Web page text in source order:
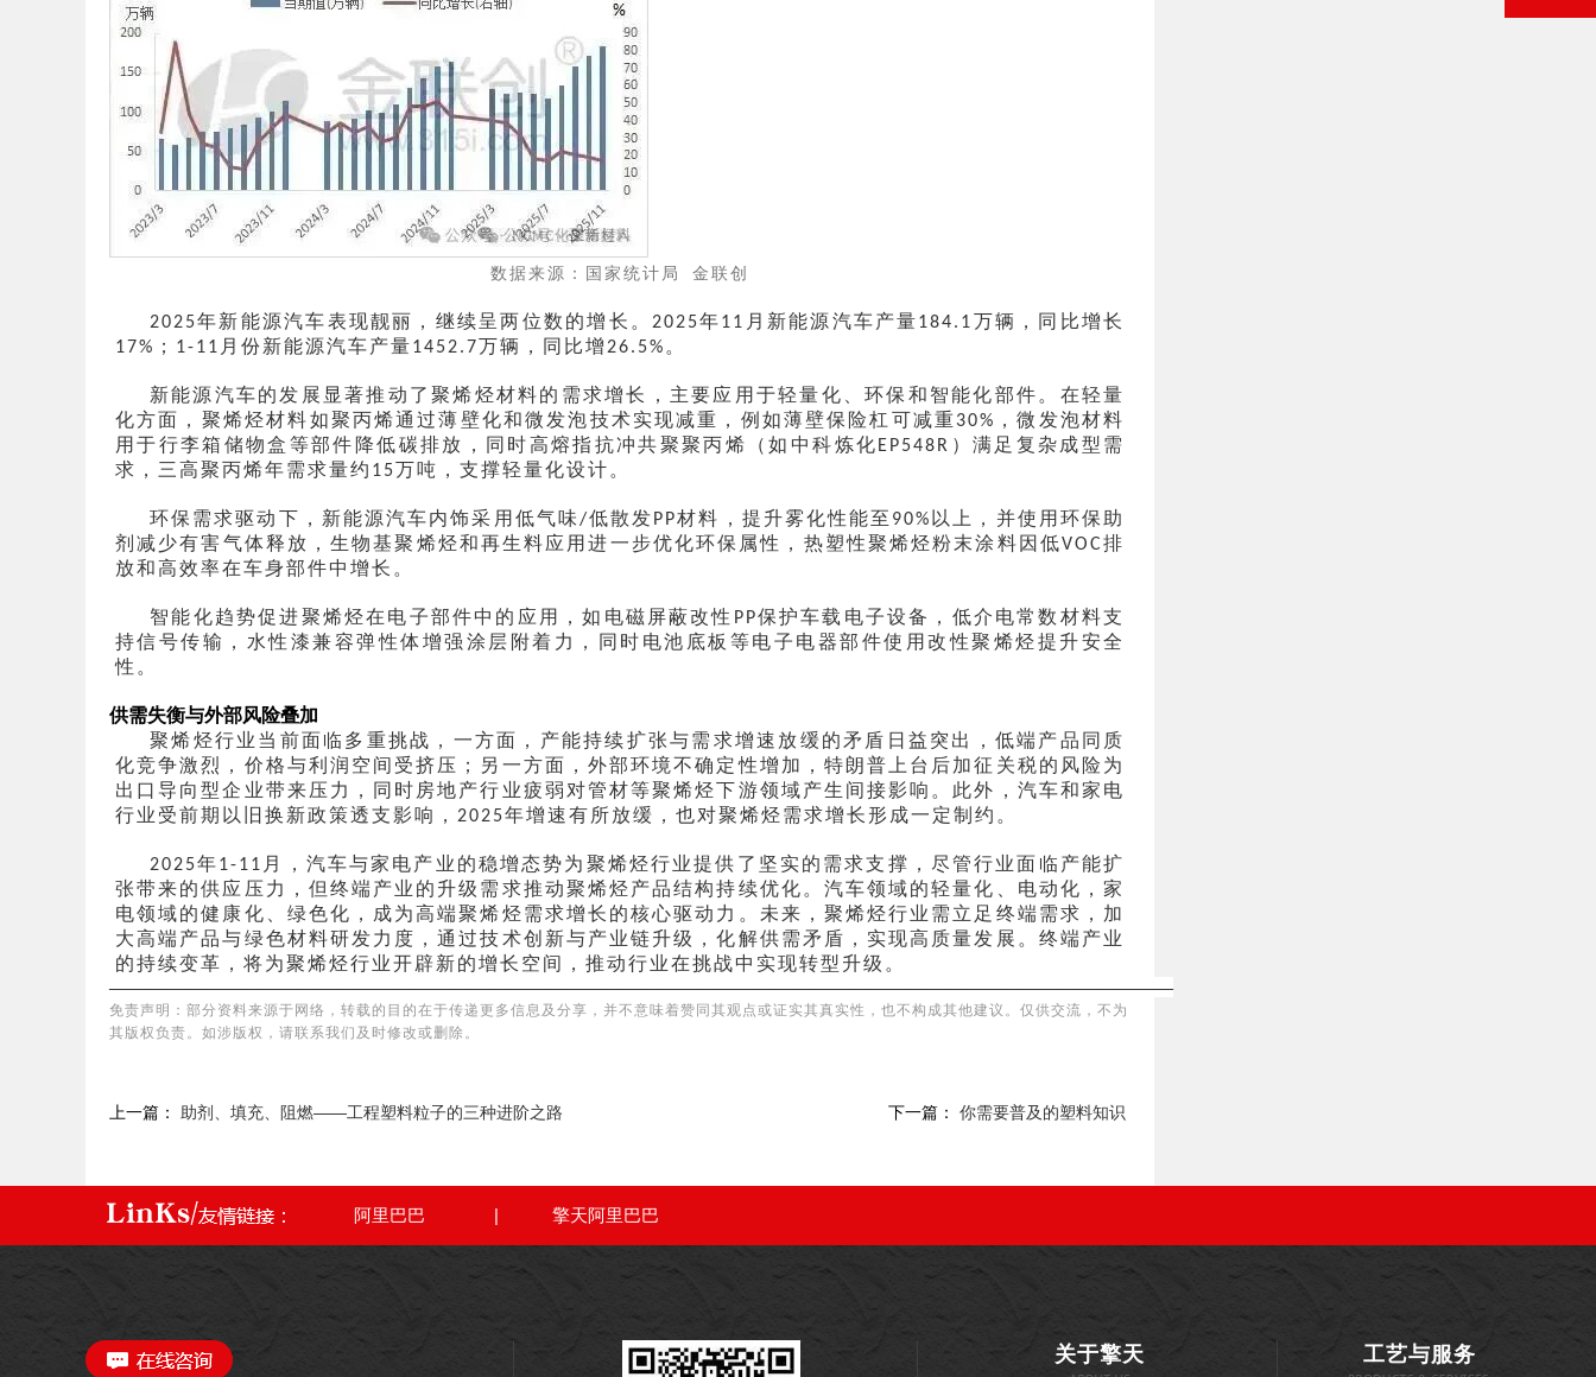
数据来源：国家统计局 金联创
2025年新能源汽车表现靓丽，继续呈两位数的增长。 2025年11 月新能源汽车产量184.1万辆，同比增长
17% ； 1-11 月份新能源汽车产量1452.7万辆，同比增26.5% 。
新能源汽车的发展显著推动了聚烯烃材料的需求增长，主要应用于轻量化、环保和智能化部件。 在轻量
化方面， 聚烯烃材料如聚丙烯通过薄壁化和微发泡技术实现减重，例如薄壁保险杠可减重‌30%‌ ，微发泡材料
用于行李箱储物盒等部件降低碳排放，同时高熔指抗冲共聚聚丙烯（如中科炼化 EP548R ）满足复杂成型需
求，三高聚丙烯年需求量约 ‌15万吨 ，支撑轻量化设计。
环保需求驱动下， 新能源汽车内饰采用低气味/低散发 PP材料，提升雾化性能至 ‌90%‌ 以上，并使用环保助
剂减少有害气体释放，生物基聚烯烃和再生料应用进一步优化环保属性，热塑性聚烯烃粉末涂料因低VOC排
放和高效率在车身部件中增长。
智能化趋势促进聚烯烃在电子部件中的应用，如电磁屏蔽改性 PP保护车载电子设备，低介电常数材料支
持信号传输，水性漆兼容弹性体增强涂层附着力，同时电池底板等电子电器部件使用改性聚烯烃提升安全
性。
供需失衡与外部风险叠加
聚烯烃行业当前面临多重挑战，一方面，产能持续扩张与需求增速放缓的矛盾日益突出，低端产品同质
化竞争激烈，价格与利润空间受挤压；另一方面，外部环境不确定性增加，特朗普上台后加征关税的风险为
出口导向型企业带来压力，同时房地产行业疲弱对管材等聚烯烃下游领域产生间接影响。此外，汽车和家电
行业受前期以旧换新政策透支影响， 2025年增速有所放缓，也对聚烯烃需求增长形成一定制约。
2025年1-11 月，汽车与家电产业的稳增态势为聚烯烃行业提供了坚实的需求支撑，尽管行业面临产能扩
张带来的供应压力，但终端产业的升级需求推动聚烯烃产品结构持续优化。汽车领域的轻量化、电动化，家
电领域的健康化、绿色化，成为高端聚烯烃需求增长的核心驱动力。未来，聚烯烃行业需立足终端需求，加
大高端产品与绿色材料研发力度，通过技术创新与产业链升级，化解供需矛盾，实现高质量发展。终端产业
的持续变革，将为聚烯烃行业开辟新的增长空间，推动行业在挑战中实现转型升级。
————————————————————————————————————————————————————————
免责声明：部分资料来源于网络，转载的目的在于传递更多信息及分享，并不意味着赞同其观点或证实其真实性，也不构成其他建议。仅供交流，不为
其版权负责。如涉版权，请联系我们及时修改或删除。
上一篇： 助剂、填充、阻燃——工程塑料粒子的三种进阶之路 下一篇： 你需要普及的塑料知识
阿里巴巴 | 擎天阿里巴巴
关于擎天 工艺与服务